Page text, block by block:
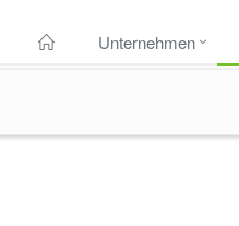
Unternehmen